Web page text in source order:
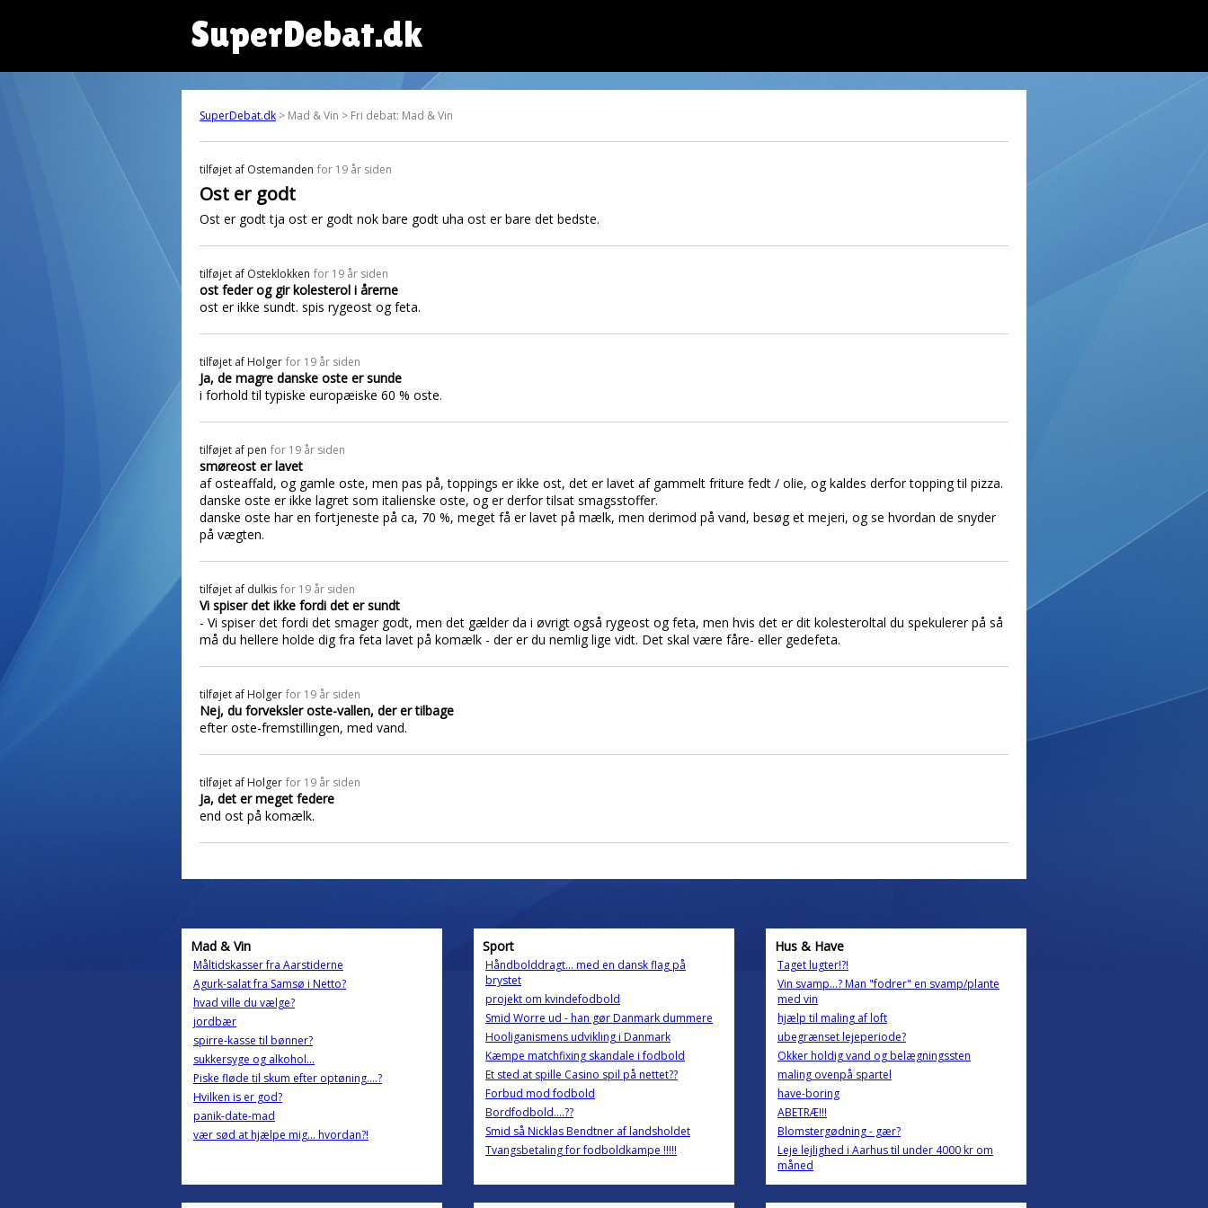
SuperDebat.dk
SuperDebat.dk > Mad & Vin > Fri debat: Mad & Vin
tilføjet af Ostemanden for 19 år siden
Ost er godt
Ost er godt tja ost er godt nok bare godt uha ost er bare det bedste.
tilføjet af Osteklokken for 19 år siden
ost feder og gir kolesterol i årerne
ost er ikke sundt. spis rygeost og feta.
tilføjet af Holger for 19 år siden
Ja, de magre danske oste er sunde
i forhold til typiske europæiske 60 % oste.
tilføjet af pen for 19 år siden
smøreost er lavet
af osteaffald, og gamle oste, men pas på, toppings er ikke ost, det er lavet af gammelt friture fedt / olie, og kaldes derfor topping til pizza.
danske oste er ikke lagret som italienske oste, og er derfor tilsat smagsstoffer.
danske oste har en fortjeneste på ca, 70 %, meget få er lavet på mælk, men derimod på vand, besøg et mejeri, og se hvordan de snyder
på vægten.
tilføjet af dulkis for 19 år siden
Vi spiser det ikke fordi det er sundt
- Vi spiser det fordi det smager godt, men det gælder da i øvrigt også rygeost og feta, men hvis det er dit kolesteroltal du spekulerer på så
må du hellere holde dig fra feta lavet på komælk - der er du nemlig lige vidt. Det skal være fåre- eller gedefeta.
tilføjet af Holger for 19 år siden
Nej, du forveksler oste-vallen, der er tilbage
efter oste-fremstillingen, med vand.
tilføjet af Holger for 19 år siden
Ja, det er meget federe
end ost på komælk.
Mad & Vin
Måltidskasser fra Aarstiderne
Agurk-salat fra Samsø i Netto?
hvad ville du vælge?
jordbær
spirre-kasse til bønner?
sukkersyge og alkohol...
Piske fløde til skum efter optøning....?
Hvilken is er god?
panik-date-mad
vær sød at hjælpe mig... hvordan?!
Sport
Håndbolddragt... med en dansk flag på
brystet
projekt om kvindefodbold
Smid Worre ud - han gør Danmark dummere
Hooliganismens udvikling i Danmark
Kæmpe matchfixing skandale i fodbold
Et sted at spille Casino spil på nettet??
Forbud mod fodbold
Bordfodbold....??
Smid så Nicklas Bendtner af landsholdet
Tvangsbetaling for fodboldkampe !!!!!
Hus & Have
Taget lugter!?!
Vin svamp...? Man "fodrer" en svamp/plante
med vin
hjælp til maling af loft
ubegrænset lejeperiode?
Okker holdig vand og belægningssten
maling ovenpå spartel
have-boring
ABETRÆ!!!
Blomstergødning - gær?
Leje lejlighed i Aarhus til under 4000 kr om
måned